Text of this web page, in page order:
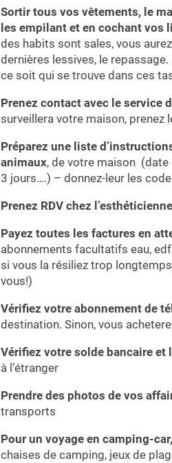
Sortir tous vos vêtements, le
les empilant et en cochant vos
des habits sont sales, vous
dernières lessives, le
ce soit qui se trouve dans ces
Prenez contact avec le service
surveillera votre maison, prenez
Préparez une liste
animaux, de votre maison (date
3 jours….) – donnez-leur les
Prenez RDV chez
Payez toutes les factures en
abonnements facultatifs eau,
si vous la résiliez trop
vous!)
Vérifiez votre abonnement de
destination. Sinon, vous
Vérifiez votre solde bancaire
à l’étranger
Prendre des photos de vos
transports
Pour un voyage en camping-
chaises de camping, jeux de